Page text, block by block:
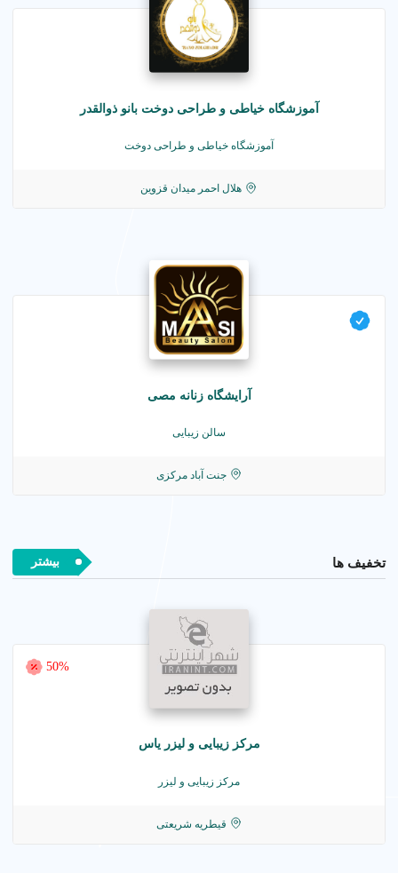
آموزشگاه خیاطی و طراحی دوخت بانو ذوالقدر
آموزشگاه خیاطی و طراحی دوخت
هلال احمر میدان قزوین
آرایشگاه زنانه مصی
سالن زیبایی
جنت آباد مرکزی
تخفیف ها بیشتر
50%
مرکز زیبایی و لیزر یاس
مرکز زیبایی و لیزر
قیطریه شریعتی